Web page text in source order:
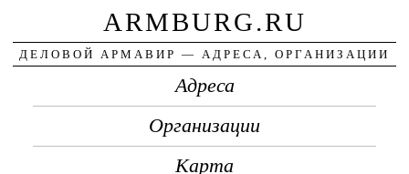
ARMBURG.RU
ДЕЛОВОЙ АРМАВИР — АДРЕСА, ОРГАНИЗАЦИИ
Адреса
Организации
Карта